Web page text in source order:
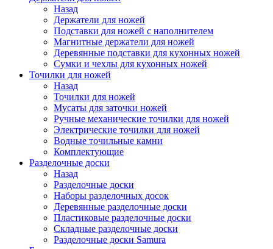
Назад
Держатели для ножей
Подставки для ножей с наполнителем
Магнитные держатели для ножей
Деревянные подставки для кухонных ножей
Сумки и чехлы для кухонных ножей
Точилки для ножей
Назад
Точилки для ножей
Мусаты для заточки ножей
Ручные механические точилки для ножей
Электрические точилки для ножей
Водные точильные камни
Комплектующие
Разделочные доски
Назад
Разделочные доски
Наборы разделочных досок
Деревянные разделочные доски
Пластиковые разделочные доски
Складные разделочные доски
Разделочные доски Samura